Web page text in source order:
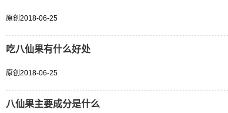
原创 2018-06-25
吃八仙果有什么好处
原创 2018-06-25
八仙果主要成分是什么